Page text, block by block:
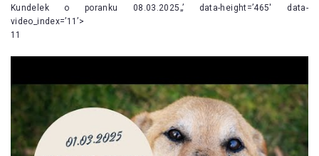
Kundelek o poranku 08.03.2025„’ data-height=’465′ data-
video_index=’11’>
11